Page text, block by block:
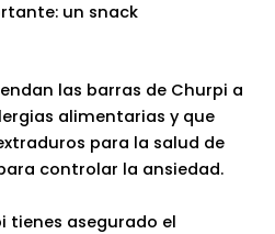
un snack
las barras de Churpi a
alimentarias y que
para la salud de
controlar la ansiedad.
tienes asegurado el